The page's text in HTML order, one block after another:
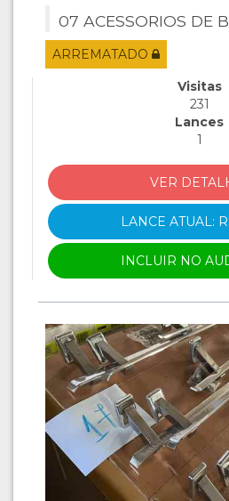
07 ACESSORIOS DE
ARREMATADO
Visitas
231
Lances
1
VER
LANCE ATUAL:
INCLUIR NO